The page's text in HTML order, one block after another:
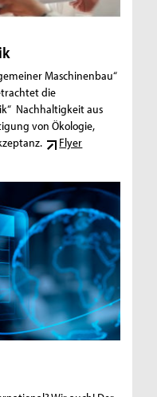
Maschinenbau“
die
Nachhaltigkeit aus
von Ökologie,
Flyer